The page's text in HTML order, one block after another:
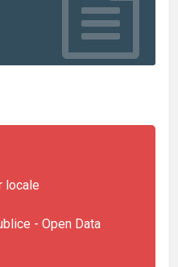
locale
- Open Data